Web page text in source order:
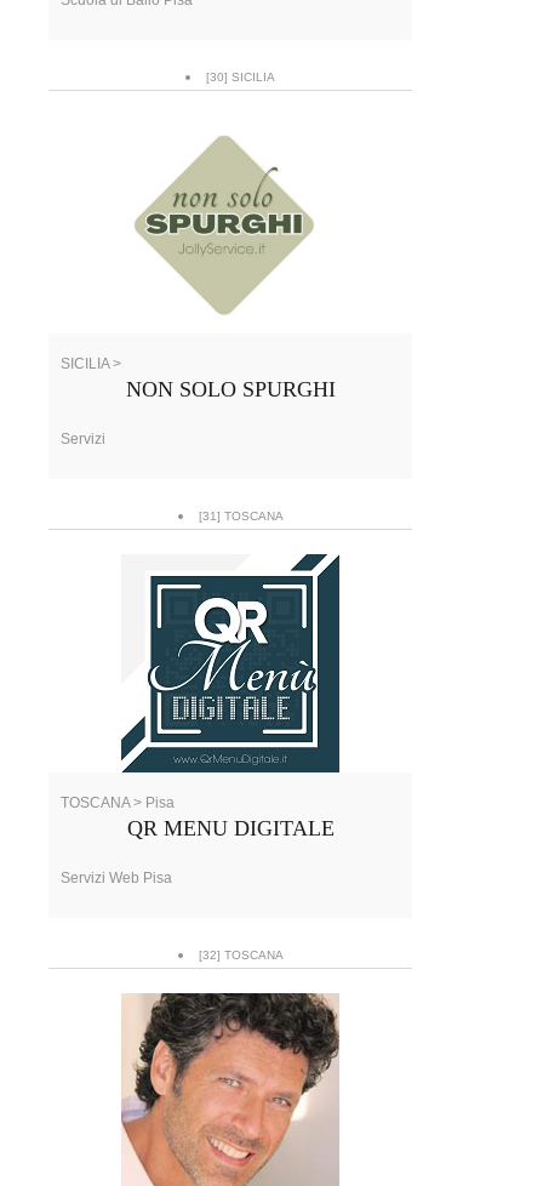
[30] SICILIA
SICILIA >
NON SOLO SPURGHI
Servizi
[31] TOSCANA
TOSCANA > Pisa
QR MENU DIGITALE
Servizi Web Pisa
[32] TOSCANA